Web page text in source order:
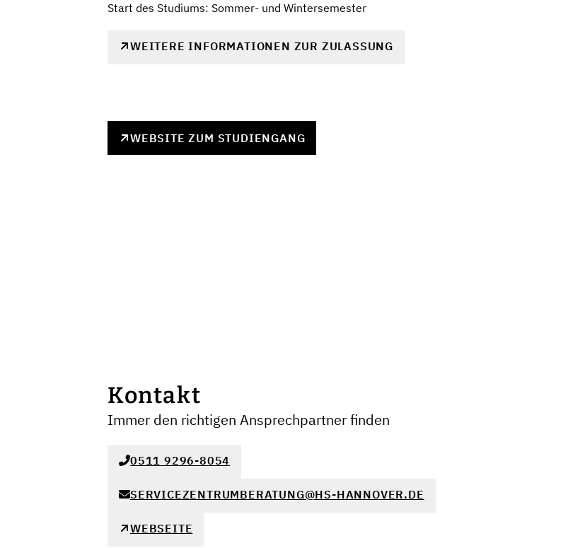
Start des Studiums: Sommer- und Wintersemester
WEITERE INFORMATIONEN ZUR ZULASSUNG
WEBSITE ZUM STUDIENGANG
Kontakt
Immer den richtigen Ansprechpartner finden
0511 9296-8054
SERVICEZENTRUMBERATUNG@HS-HANNOVER.DE
WEBSEITE